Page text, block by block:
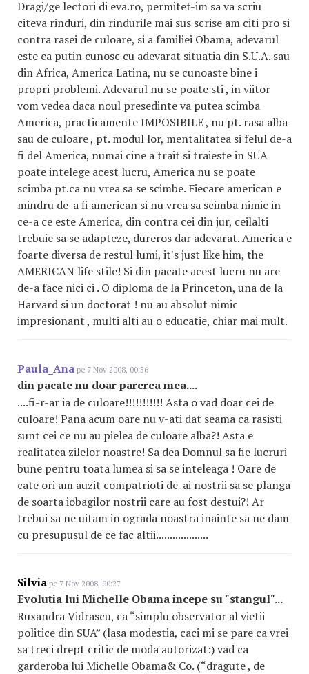
Dragi/ge lectori di eva.ro, permitet-im sa va scriu
citeva rinduri, din rindurile mai sus scrise am citi pro si
contra rasei de culoare, si a familiei Obama, adevarul
este ca putin cunosc cu adevarat situatia din S.U.A. sau
din Africa, America Latina, nu se cunoaste bine i
propri problemi. Adevarul nu se poate sti , in viitor
vom vedea daca noul presedinte va putea scimba
America, practicamente IMPOSIBILE , nu pt. rasa alba
sau de culoare , pt. modul lor, mentalitatea si felul de-a
fi del America, numai cine a trait si traieste in SUA
poate intelege acest lucru, America nu se poate
scimba pt.ca nu vrea sa se scimbe. Fiecare american e
mindru de-a fi american si nu vrea sa scimba nimic in
ce-a ce este America, din contra cei din jur, ceilalti
trebuie sa se adapteze, dureros dar adevarat. America e
foarte diversa de restul lumi, it's just like him, the
AMERICAN life stile! Si din pacate acest lucru nu are
de-a face nici ci . O diploma de la Princeton, una de la
Harvard si un doctorat ! nu au absolut nimic
impresionant , multi alti au o educatie, chiar mai mult.
Paula_Ana pe 7 Nov 2008, 00:56
din pacate nu doar parerea mea....
....fi-r-ar ia de culoare!!!!!!!!!!! Asta o vad doar cei de
culoare! Pana acum oare nu v-ati dat seama ca rasisti
sunt cei ce nu au pielea de culoare alba?! Asta e
realitatea zilelor noastre! Sa dea Domnul sa fie lucruri
bune pentru toata lumea si sa se inteleaga ! Oare de
cate ori am auzit compatrioti de-ai nostrii sa se planga
de soarta iobagilor nostrii care au fost destui?! Ar
trebui sa ne uitam in ograda noastra inainte sa ne dam
cu presupusul de ce fac altii...................
Silvia pe 7 Nov 2008, 00:27
Evolutia lui Michelle Obama incepe su "stangul"...
Ruxandra Vidrascu, ca “simplu observator al vietii
politice din SUA” (lasa modestia, caci mi se pare ca vrei
sa treci drept critic de moda autorizat:) vad ca
garderoba lui Michelle Obama& Co. (“dragute , de